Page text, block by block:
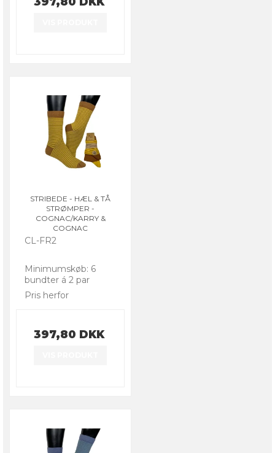
STRIBEDE - HÆL & TÅ
STRØMPER -
COGNAC/KARRY &
COGNAC
CL-FR2
Minimumskøb: 6
bundter á 2 par
Pris herfor
397,80 DKK